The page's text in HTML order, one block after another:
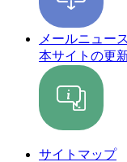
メールニュー
本サイトの更
サイトマップ